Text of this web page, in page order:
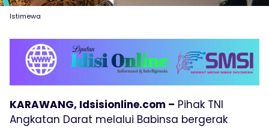
Istimewa
KARAWANG, Idsisionline.com – Pihak TNI
Angkatan Darat melalui Babinsa bergerak